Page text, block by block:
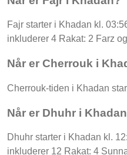
Fajr starter i Khadan kl.
inkluderer 4 Rakat: 2 Farz
Når er Cherrouk i
Cherrouk-tiden i Khadan
Når er Dhuhr i
Dhuhr starter i Khadan kl.
inkluderer 12 Rakat: 4